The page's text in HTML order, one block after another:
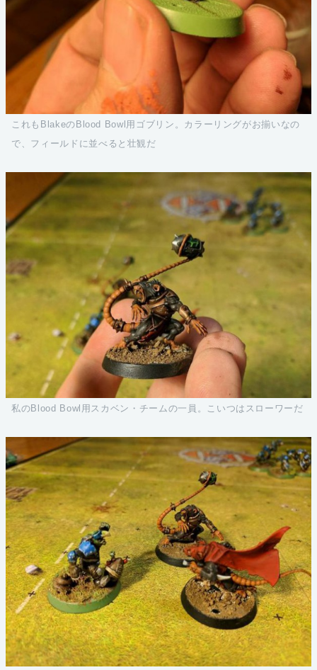
これもBlakeのBlood Bowl用ゴブリン。カラーリングがお揃いなの
で、フィールドに並べると壮観だ
私のBlood Bowl用スカベン・チームの一員。こいつはスローワーだ